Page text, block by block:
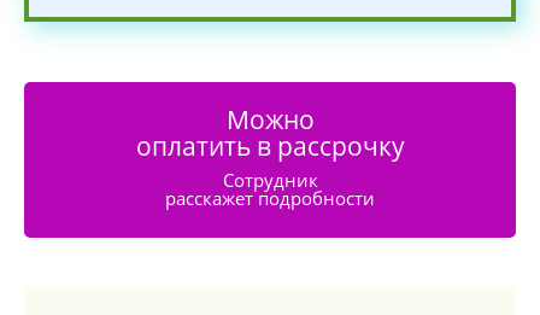
Можно
оплатить в рассрочку
Сотрудник
расскажет подробности